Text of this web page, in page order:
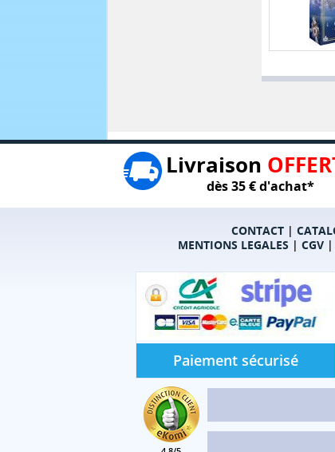
Livraison
dès 35 € d'achat*
CONTACT|
MENTIONS LEGALES | CGV|
Paiement sécurisé